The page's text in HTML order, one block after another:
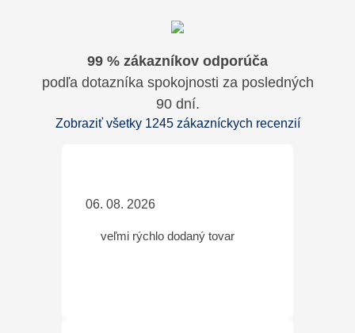
99 % zákazníkov odporúča
podľa dotazníka spokojnosti za posledných
90 dní.
Zobraziť všetky 1245 zákazníckych recenzií
06. 08. 2026
veľmi rýchlo dodaný tovar